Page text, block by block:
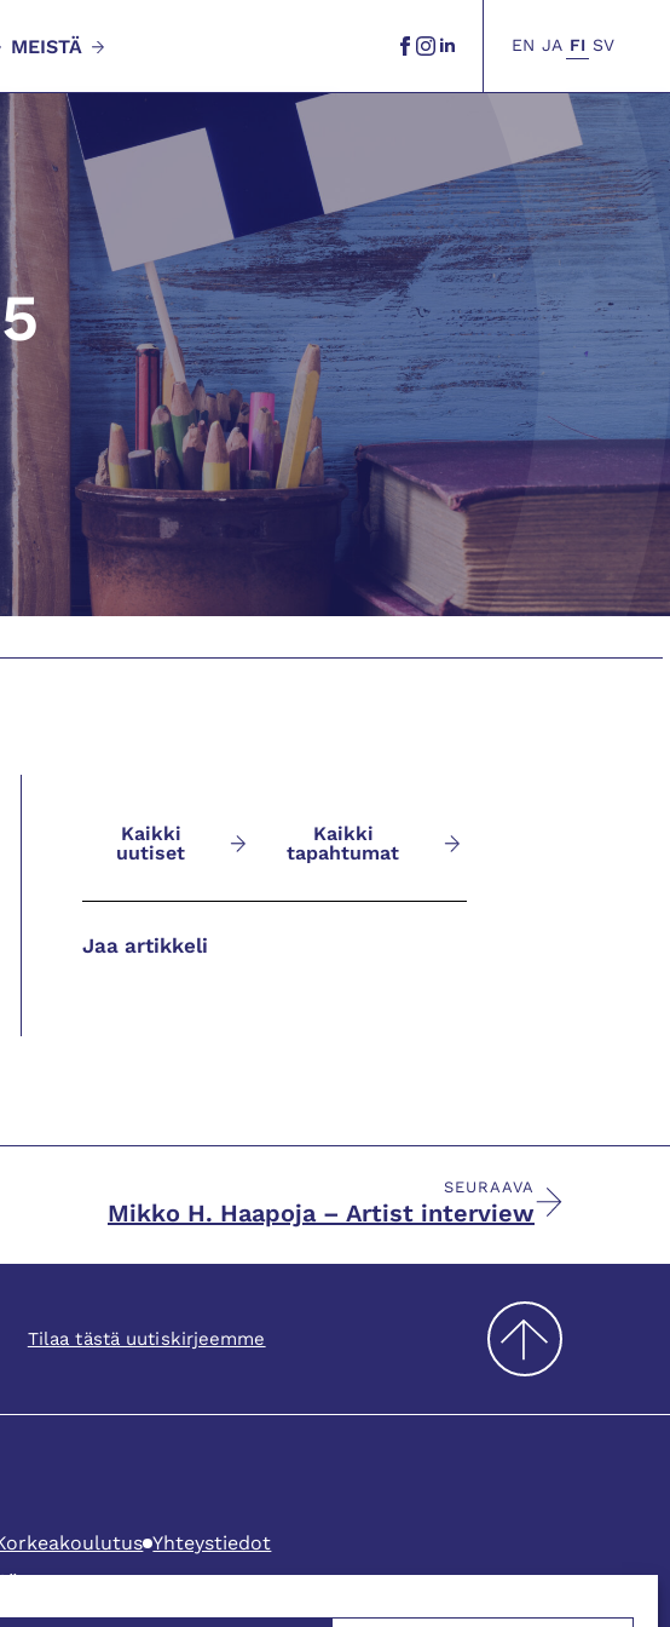
MEISTÄ EN JA FI SV
Kaikki
uutiset
Kaikki
tapahtumat
Jaa artikkeli
SEURAAVA
Mikko H. Haapoja – Artist interview
Tilaa tästä uutiskirjeemme
Yhteystiedot